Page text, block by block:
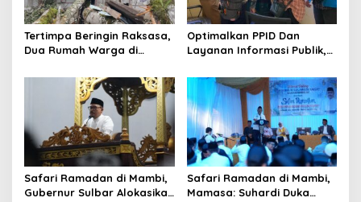
Tertimpa Beringin Raksasa,
Dua Rumah Warga di
Optimalkan PPID Dan
Layanan Informasi Publik,
Apresiaasi Langkah
Koordinasi Pemkab
Mamasa
Safari Ramadan di Mambi,
Gubernur Sulbar Alokasikan
Safari Ramadan di Mambi,
Mamasa: Suhardi Duka